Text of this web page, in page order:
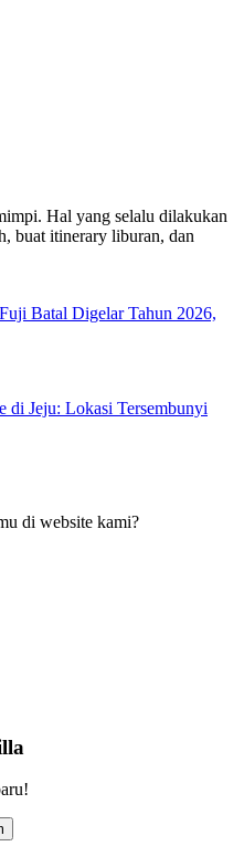
Hal yang selalu dilakukan
buat itinerary liburan, dan
Batal Digelar Tahun 2026,
di Jeju: Lokasi Tersembunyi
di website kami?